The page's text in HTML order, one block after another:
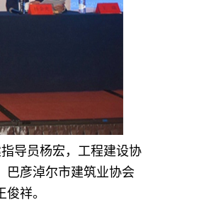
导员杨宏，工程建设协
巴彦淖尔市建筑业协会
祥。